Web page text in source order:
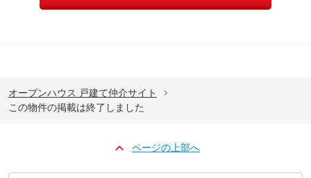
オープンハウス 戸建て仲介サイト
この物件の掲載は終了しました
ページの上部へ